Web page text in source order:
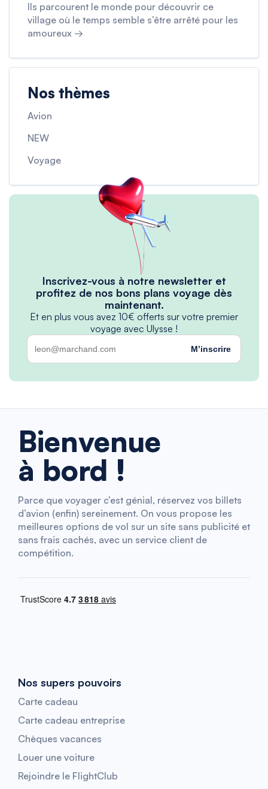
Ils parcourent le monde pour découvrir ce
village où le temps semble s’être arrêté pour les
amoureux →
Nos thèmes
Avion
NEW
Voyage
Inscrivez-vous à notre newsletter et
profitez de nos bons plans voyage dès
maintenant.
Et en plus vous avez 10€ offerts sur votre premier
voyage avec Ulysse !
M’inscrire
Bienvenue
à bord !
Parce que voyager c’est génial, réservez vos billets
d’avion (enfin) sereinement. On vous propose les
meilleures options de vol sur un site sans publicité et
sans frais cachés, avec un service client de
compétition.
Nos supers pouvoirs
Carte cadeau
Carte cadeau entreprise
Chèques vacances
Louer une voiture
Rejoindre le FlightClub